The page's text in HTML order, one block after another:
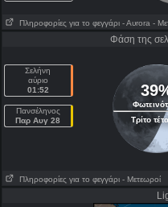
Πληροφορίες για το φεγγάρι - Αυrora -
Φάση της
Σελήνη
αύριο
01:52
Πανσέληνος
Παρ Αυγ 28
Τρίτο
Πληροφορίες για το φεγγάρι - Μετεωροί